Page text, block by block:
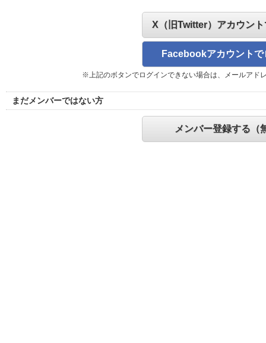
X（旧Twitter）アカウン
Facebookアカウントで
※上記のボタンでログインできない場合は、メールアド
まだメンバーではない方
メンバー登録する（